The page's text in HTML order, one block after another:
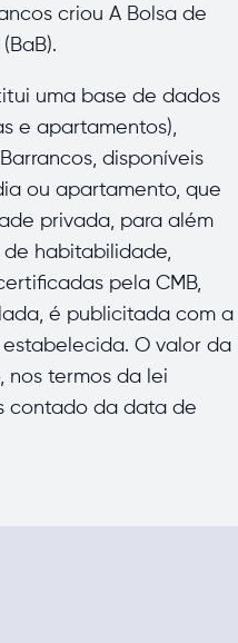
criou A Bolsa de
uma base de dados
e apartamentos),
disponíveis
ou apartamento, que
privada, para além
de habitabilidade,
pela CMB,
é publicitada com a
O valor da
nos termos da lei
contado da data de